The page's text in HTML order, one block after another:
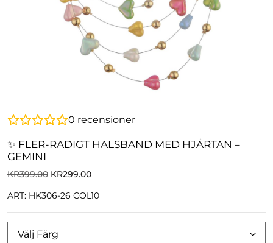
0 recensioner
✨ FLER-RADIGT HALSBAND MED HJÄRTAN –
GEMINI
KR399.00 KR299.00
ART: HK306-26 COL10